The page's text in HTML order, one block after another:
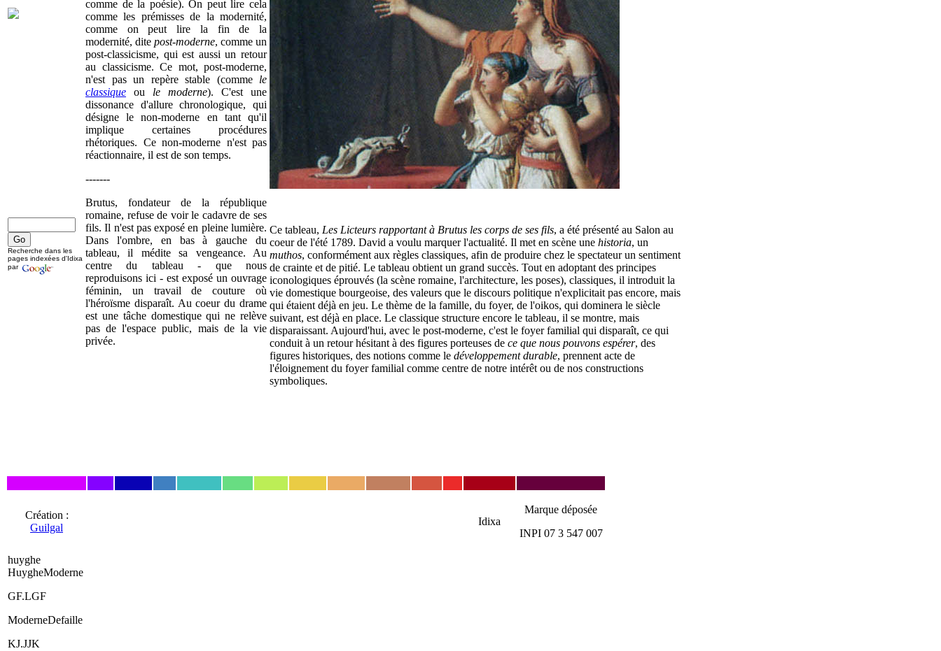
comme de la poésie). On peut lire cela
comme les prémisses de la modernité,
comme on peut lire la fin de la
modernité, dite post-moderne, comme un
post-classicisme, qui est aussi un retour
au classicisme. Ce mot, post-moderne,
n'est pas un repère stable (comme le
classique ou le moderne). C'est une
dissonance d'allure chronologique, qui
désigne le non-moderne en tant qu'il
implique certaines procédures
rhétoriques. Ce non-moderne n'est pas
réactionnaire, il est de son temps.
-------
Brutus, fondateur de la république
romaine, refuse de voir le cadavre de ses
fils. Il n'est pas exposé en pleine lumière.
Dans l'ombre, en bas à gauche du
tableau, il médite sa vengeance. Au
centre du tableau - que nous
reproduisons ici - est exposé un ouvrage
féminin, un travail de couture où
l'héroïsme disparaît. Au coeur du drame
est une tâche domestique qui ne relève
pas de l'espace public, mais de la vie
privée.
Ce tableau, Les Licteurs rapportant à Brutus les corps de ses fils, a été présenté au Salon au
coeur de l'été 1789. David a voulu marquer l'actualité. Il met en scène une historia, un
muthos, conformément aux règles classiques, afin de produire chez le spectateur un sentiment
de crainte et de pitié. Le tableau obtient un grand succès. Tout en adoptant des principes
iconologiques éprouvés (la scène romaine, l'architecture, les poses), classiques, il introduit la
vie domestique bourgeoise, des valeurs que le discours politique n'explicitait pas encore, mais
qui étaient déjà en jeu. Le thème de la famille, du foyer, de l'oikos, qui dominera le siècle
suivant, est déjà en place. Le classique structure encore le tableau, il se montre, mais
disparaissant. Aujourd'hui, avec le post-moderne, c'est le foyer familial qui disparaît, ce qui
conduit à un retour hésitant à des figures porteuses de ce que nous pouvons espérer, des
figures historiques, des notions comme le développement durable, prennent acte de
l'éloignement du foyer familial comme centre de notre intérêt ou de nos constructions
symboliques.
Recherche dans les
pages indexées d'Idixa
par
Création :
Guilgal
Idixa
Marque déposée
INPI 07 3 547 007
huyghe
HuygheModerne
GF.LGF
ModerneDefaille
KJ.JJK